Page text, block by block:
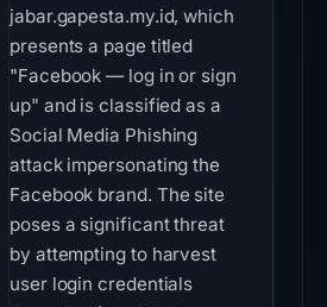
jabar.gapesta.my.id, which
presents a page titled
"Facebook — log in or sign
up" and is classified as a
Social Media Phishing
attack impersonating the
Facebook brand. The site
poses a significant threat
by attempting to harvest
user login credentials